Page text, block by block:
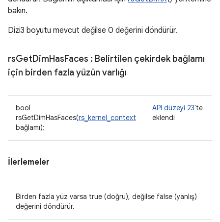
bakın.
Dizi3 boyutu mevcut değilse 0 değerini döndürür.
rsGetDimHasFaces : Belirtilen çekirdek bağlamı
için birden fazla yüzün varlığı
bool
rsGetDimHasFaces(rs_kernel_context
bağlamı);
API düzeyi 23'te
eklendi
İlerlemeler
Birden fazla yüz varsa true (doğru), değilse false (yanlış)
değerini döndürür.